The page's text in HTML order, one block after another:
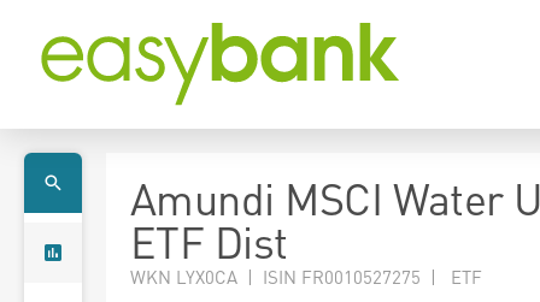
Amundi MSCI Water
ETF Dist
WKN LYX0CA | ISIN FR0010527275 | ETF